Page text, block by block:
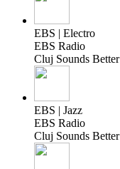
EBS | Electro
EBS Radio
Cluj Sounds Better
EBS | Jazz
EBS Radio
Cluj Sounds Better